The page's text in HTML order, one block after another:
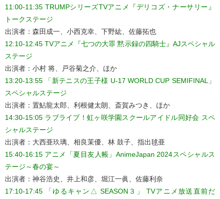
11:00-11:35 TRUMPシリーズTVアニメ『デリコズ・ナーサリー』
トークステージ
出演者：森田成一、小西克幸、下野紘、佐藤拓也
12:10-12:45 TVアニメ『七つの大罪 黙示録の四騎士』AJスペシャル
ステージ
出演者：小村 将、戸谷菊之介、ほか
13:20-13:55 「新テニスの王子様 U-17 WORLD CUP SEMIFINAL」
スペシャルステージ
出演者：置鮎龍太郎、利根健太朗、斎賀みつき、ほか
14:30-15:05 ラブライブ！虹ヶ咲学園スクールアイドル同好会 スペ
シャルステージ
出演者：大西亜玖璃、相良茉優、林 鼓子、指出毬亜
15:40-16:15 アニメ「夏目友人帳」AnimeJapan 2024スペシャルス
テージ～春の宴～
出演者：神谷浩史、井上和彦、堀江一眞、佐藤利奈
17:10-17:45 「ゆるキャン△ SEASON３」 TVアニメ放送直前だ